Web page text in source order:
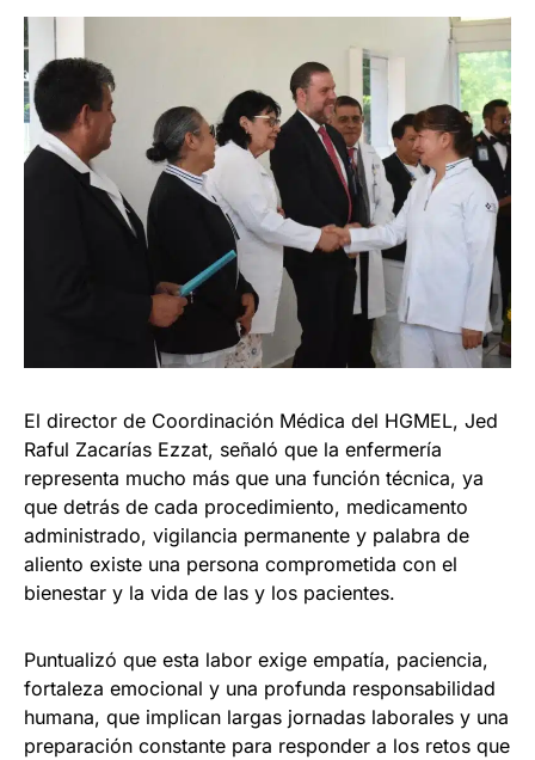
El director de Coordinación Médica del HGMEL, Jed
Raful Zacarías Ezzat, señaló que la enfermería
representa mucho más que una función técnica, ya
que detrás de cada procedimiento, medicamento
administrado, vigilancia permanente y palabra de
aliento existe una persona comprometida con el
bienestar y la vida de las y los pacientes.
Puntualizó que esta labor exige empatía, paciencia,
fortaleza emocional y una profunda responsabilidad
humana, que implican largas jornadas laborales y una
preparación constante para responder a los retos que